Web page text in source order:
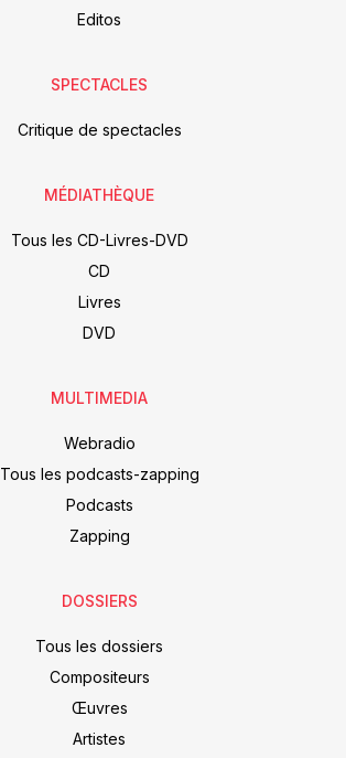
Editos
SPECTACLES
Critique de spectacles
MÉDIATHÈQUE
Tous les CD-Livres-DVD
CD
Livres
DVD
MULTIMEDIA
Webradio
Tous les podcasts-zapping
Podcasts
Zapping
DOSSIERS
Tous les dossiers
Compositeurs
Œuvres
Artistes